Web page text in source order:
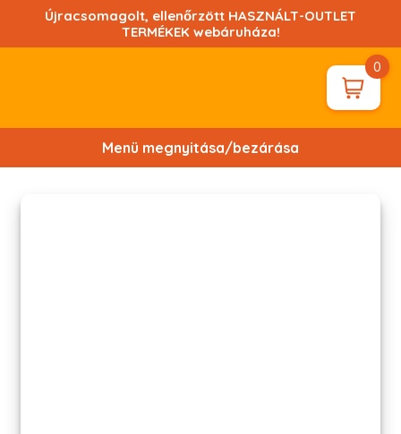
tartalomhoz!
Újracsomagolt, ellenőrzött HASZNÁLT-OUTLET
TERMÉKEK webáruháza!
0
Menü megnyitása/bezárása